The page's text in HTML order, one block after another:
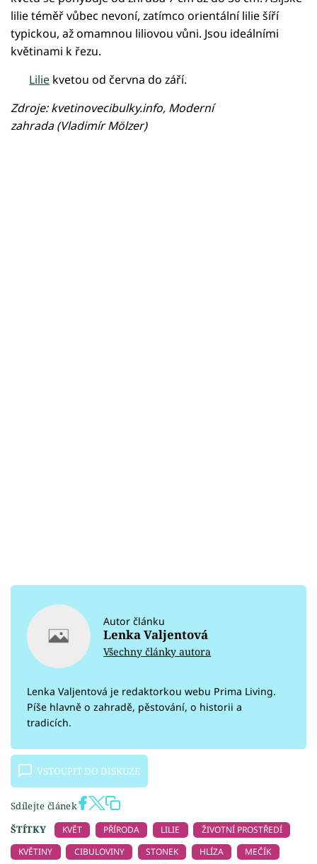
lilie téměř vůbec nevoní, zatímco orientální lilie šíří
typickou, až omamnou liliovou vůni. Jsou ideálními
květinami k řezu.
Lilie kvetou od června do září.
Zdroje: kvetinovecibulky.info, Moderní
zahrada (Vladimír Mölzer)
Autor článku
Lenka Valjentová
Všechny články autora
Lenka Valjentová je redaktorkou webu Prima Living.
Píše hlavně o zahradě, pěstování, o historii a
tradicích.
VSTOUPIT DO DISKUZE
Sdílejte článek
ŠTÍTKY
KVĚT PŘÍRODA LILIE
ŽIVOTNÍ PROSTŘEDÍ
KVĚTINY
CIBULOVINY STONEK HLÍZA
MEČÍK